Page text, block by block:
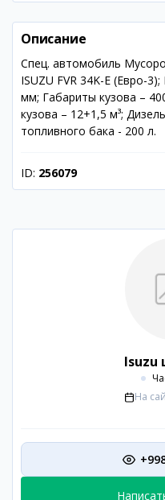
Описание
Спец. автомобиль
ISUZU FVR 34K-E (Евро-
мм; Габариты кузова –
кузова – 12+1,5 м³;
топливного бака - 200 л.
ID: 256079
Isuzu
На